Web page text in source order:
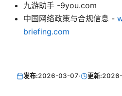
九游助手 -9you.com
中国网络政策与合规信息 -
briefing.com
发布:2026-03-07· 更新: